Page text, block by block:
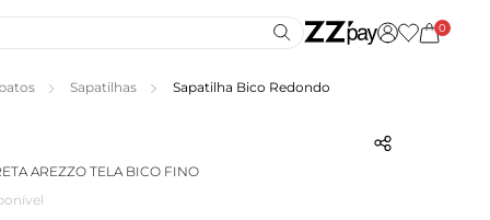
0
Sapatilhas Sapatilha Bico Redondo
AREZZO TELA BICO FINO